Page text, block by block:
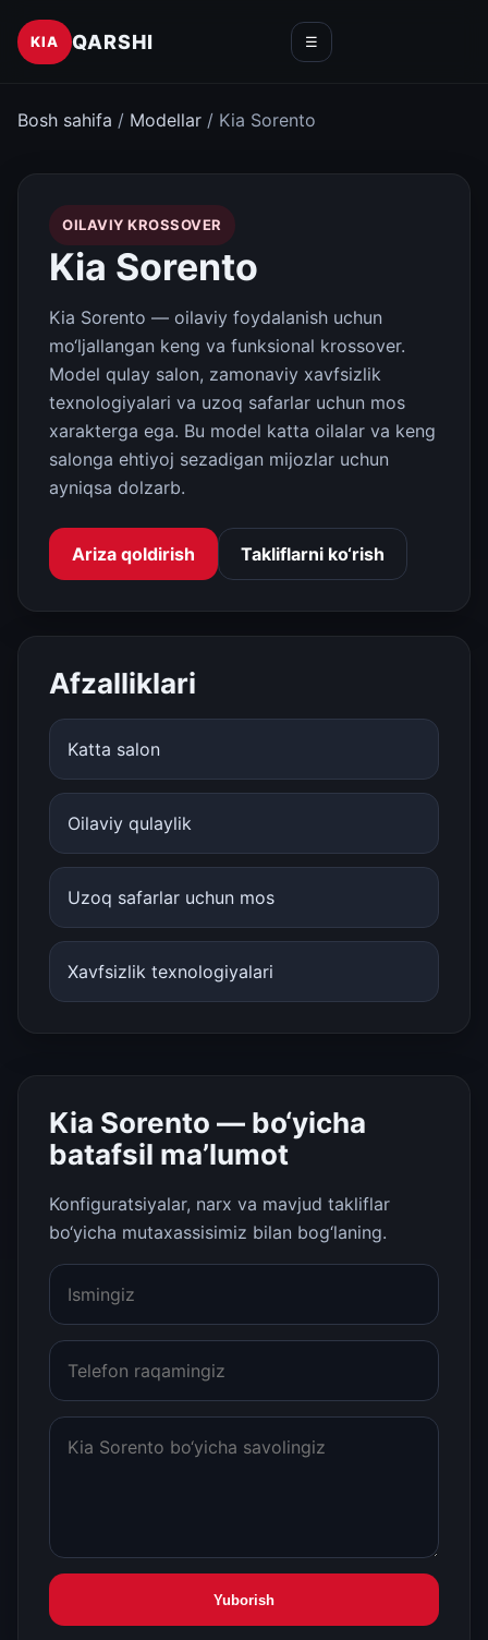
KIA QARSHI ☰
Bosh sahifa / Modellar / Kia Sorento
OILAVIY KROSSOVER
Kia Sorento
Kia Sorento — oilaviy foydalanish uchun
mo‘ljallangan keng va funksional krossover.
Model qulay salon, zamonaviy xavfsizlik
texnologiyalari va uzoq safarlar uchun mos
xarakterga ega. Bu model katta oilalar va keng
salonga ehtiyoj sezadigan mijozlar uchun
ayniqsa dolzarb.
Ariza qoldirish Takliflarni ko‘rish
Afzalliklari
Katta salon
Oilaviy qulaylik
Uzoq safarlar uchun mos
Xavfsizlik texnologiyalari
Kia Sorento — bo‘yicha
batafsil ma’lumot
Konfiguratsiyalar, narx va mavjud takliflar
bo‘yicha mutaxassisimiz bilan bog‘laning.
Yuborish